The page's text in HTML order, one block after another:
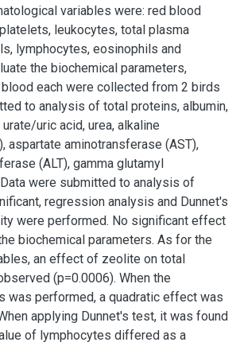
variables were: red blood
leukocytes, total plasma
lymphocytes, eosinophils and
the biochemical parameters,
each were collected from 2 birds
to analysis of total proteins, albumin,
uric acid, urea, alkaline
aspartate aminotransferase (AST),
(ALT), gamma glutamyl
were submitted to analysis of
regression analysis and Dunnet's
were performed. No significant effect
biochemical parameters. As for the
an effect of zeolite on total
(p=0.0006). When the
was performed, a quadratic effect was
applying Dunnet's test, it was found
of lymphocytes differed as a